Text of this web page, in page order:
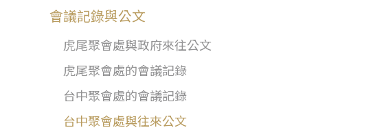
會議記錄與公文
虎尾聚會處與政府來往公文
虎尾聚會處的會議記錄
台中聚會處的會議記錄
台中聚會處與往來公文